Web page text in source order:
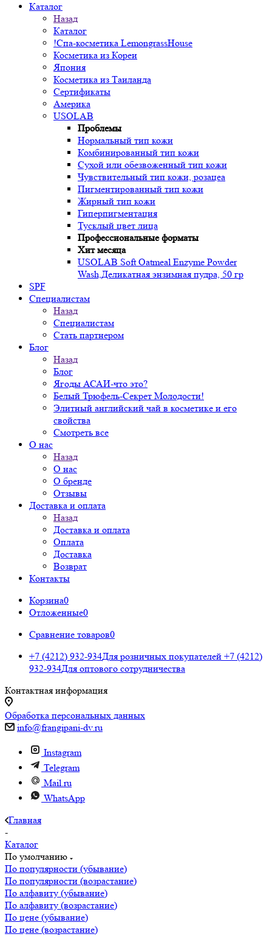
Каталог
Назад
Каталог
!Спа-косметика LemongrassHouse
Косметика из Кореи
Япония
Косметика из Таиланда
Сертификаты
Америка
USOLAB
Проблемы
Нормальный тип кожи
Комбинированный тип кожи
Сухой или обезвоженный тип кожи
Чувствительный тип кожи, розацеа
Пигментированный тип кожи
Жирный тип кожи
Гиперпигментация
Тусклый цвет лица
Профессиональные форматы
Хит месяца
USOLAB Soft Oatmeal Enzyme Powder
Wash,Деликатная энзимная пудра, 50 гр
SPF
Специалистам
Назад
Специалистам
Стать партнером
Блог
Назад
Блог
Ягоды АСАИ-что это?
Белый Трюфель-Секрет Молодости!
Элитный английский чай в косметике и его
свойства
Смотреть все
О нас
Назад
О нас
О бренде
Отзывы
Доставка и оплата
Назад
Доставка и оплата
Оплата
Доставка
Возврат
Контакты
Корзина0
Отложенные0
Сравнение товаров0
+7 (4212) 932-934Для розничных покупателей +7 (4212)
932-934Для оптового сотрудничества
Контактная информация
Обработка персональных данных
info@frangipani-dv.ru
Instagram
Telegram
Mail.ru
WhatsApp
Главная
-
Каталог
По умолчанию
По популярности (убывание)
По популярности (возрастание)
По алфавиту (убывание)
По алфавиту (возрастание)
По цене (убывание)
По цене (возрастание)